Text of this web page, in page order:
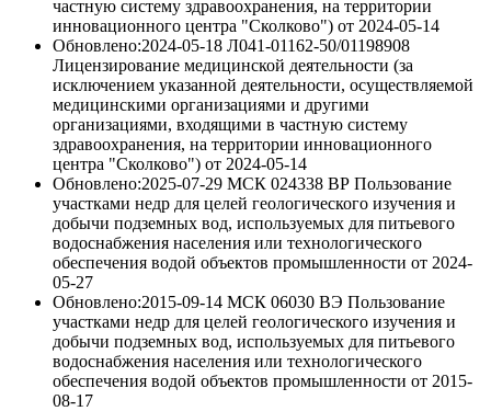
частную систему здравоохранения, на территории
инновационного центра "Сколково") от 2024-05-14
Обновлено:2024-05-18 Л041-01162-50/01198908
Лицензирование медицинской деятельности (за
исключением указанной деятельности, осуществляемой
медицинскими организациями и другими
организациями, входящими в частную систему
здравоохранения, на территории инновационного
центра "Сколково") от 2024-05-14
Обновлено:2025-07-29 МСК 024338 ВР Пользование
участками недр для целей геологического изучения и
добычи подземных вод, используемых для питьевого
водоснабжения населения или технологического
обеспечения водой объектов промышленности от 2024-
05-27
Обновлено:2015-09-14 МСК 06030 ВЭ Пользование
участками недр для целей геологического изучения и
добычи подземных вод, используемых для питьевого
водоснабжения населения или технологического
обеспечения водой объектов промышленности от 2015-
08-17